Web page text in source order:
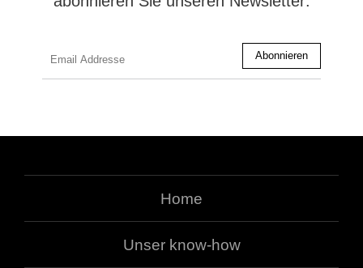
Home
Unser know-how